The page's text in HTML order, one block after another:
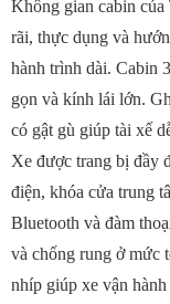
Không gian cabin
rãi, thực dụng và
hành trình dài. Cabin
gọn và kính lái lớn.
có gật gù giúp tài xế
Xe được trang bị đầy
điện, khóa cửa trung
Bluetooth và đàm
và chống rung ở mức
nhíp giúp xe vận